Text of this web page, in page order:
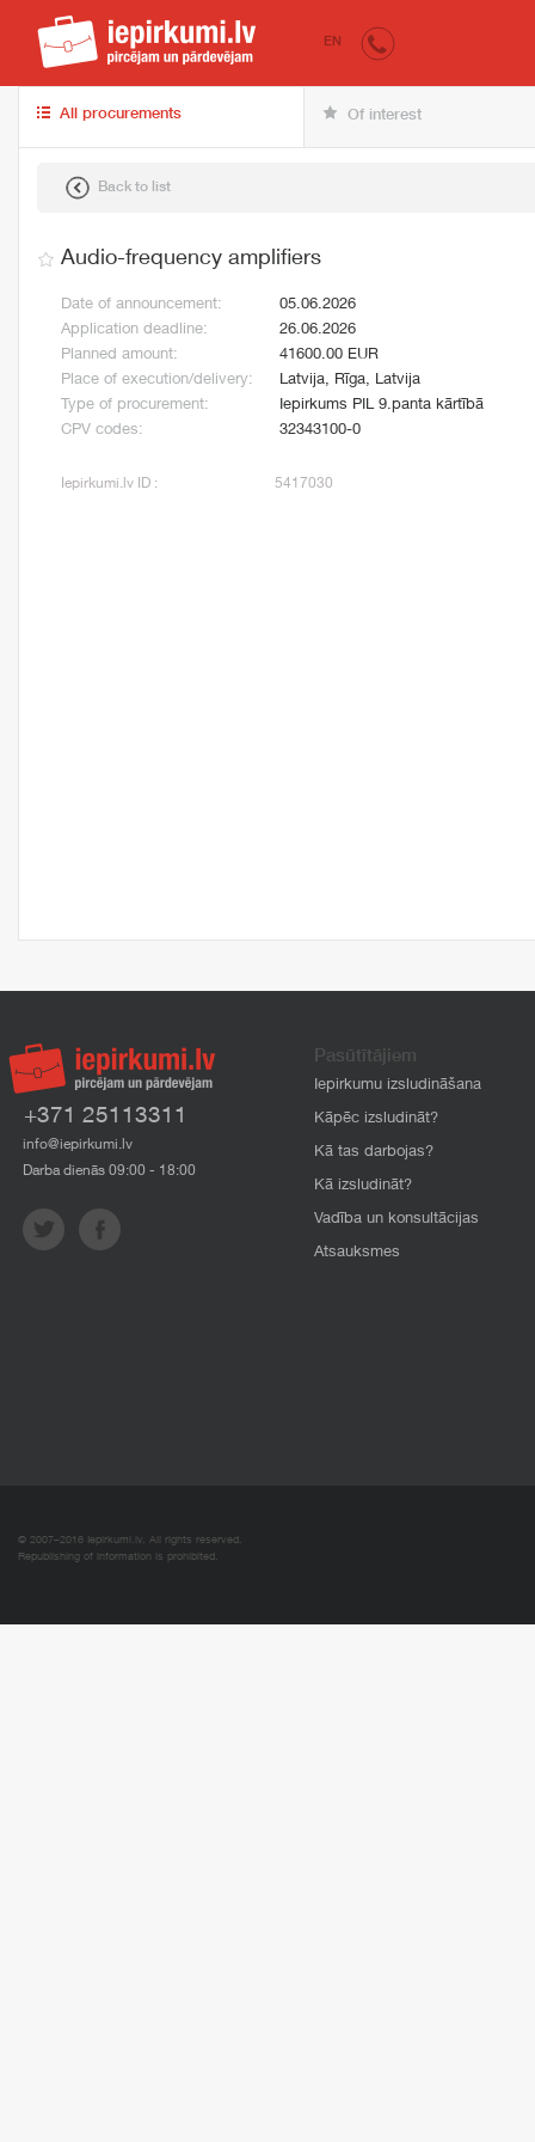
iepirkumi.lv
EN
All procurements Of interest
Back to list
Audio-frequency amplifiers
Date of announcement:
05.06.2026
Application deadline:
26.06.2026
Planned amount:
41600.00 EUR
Place of execution/delivery:
Latvija, Rīga, Latvija
Type of procurement:
Iepirkums PIL 9.panta kārtībā
CPV codes:
32343100-0
Iepirkumi.lv ID : 5417030
+371 25113311
info@iepirkumi.lv
Darba dienās 09:00 - 18:00
Pasūtītājiem
Iepirkumu izsludināšana
Kāpēc izsludināt?
Kā tas darbojas?
Kā izsludināt?
Vadība un konsultācijas
Atsauksmes
© 2007–2016 Iepirkumi.lv. All rights reserved.
Republishing of information is prohibited.